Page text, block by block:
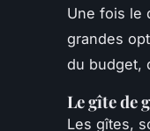
Une fois le
grandes
du budget,
Le gîte de
Les gîtes,